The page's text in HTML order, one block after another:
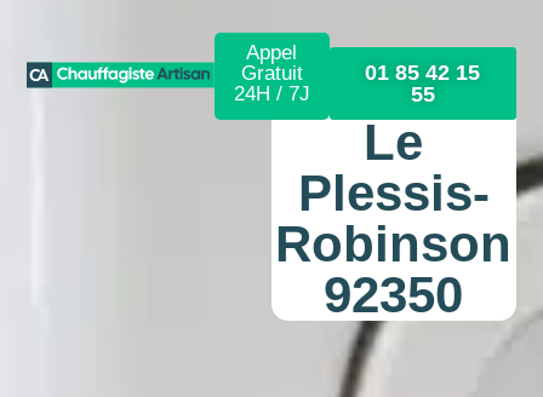
Appel
Gratuit
24H / 7J
01 85 42 15
55
Le
Plessis-
Robinson
92350